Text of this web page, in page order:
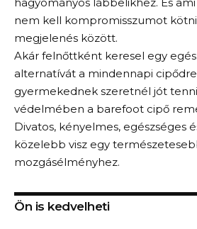
nem kell kompromisszumot
megjelenés között.
Akár felnőttként keresel egy
alternatívát a mindennapi
gyermekednek szeretnél jót
védelmében a barefoot cipő
Divatos, kényelmes, egészséges
közelebb visz egy
mozgásélményhez.
Ön is kedvelheti